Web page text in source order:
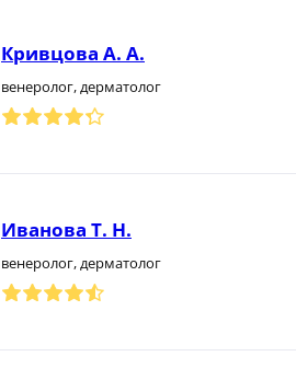
Кривцова А. А.
венеролог, дерматолог
Иванова Т. Н.
венеролог, дерматолог